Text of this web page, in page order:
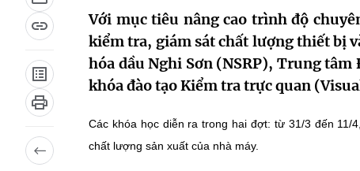
Với mục tiêu nâng cao trình độ
kiểm tra, giám sát chất lượng thiết bị
hóa dầu Nghi Sơn (NSRP), Trung
khóa đào tạo Kiểm tra trực quan
Các khóa học diễn ra trong hai đợt: từ 31/3 đến
chất lượng sản xuất của nhà máy.